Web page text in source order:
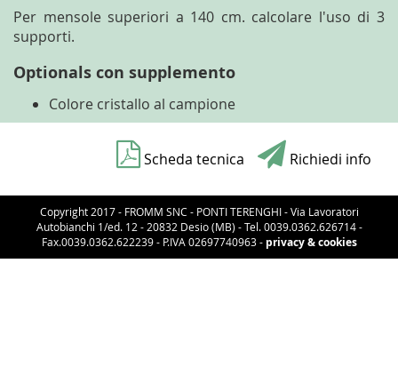
Per mensole superiori a 140 cm. calcolare l'uso di 3
supporti.
Optionals con supplemento
Colore cristallo al campione
Scheda tecnica Richiedi info
Copyright 2017 - FROMM SNC - PONTI TERENGHI - Via Lavoratori
Autobianchi 1/ed. 12 - 20832 Desio (MB) - Tel. 0039.0362.626714 -
Fax.0039.0362.622239 - P.IVA 02697740963 - privacy & cookies